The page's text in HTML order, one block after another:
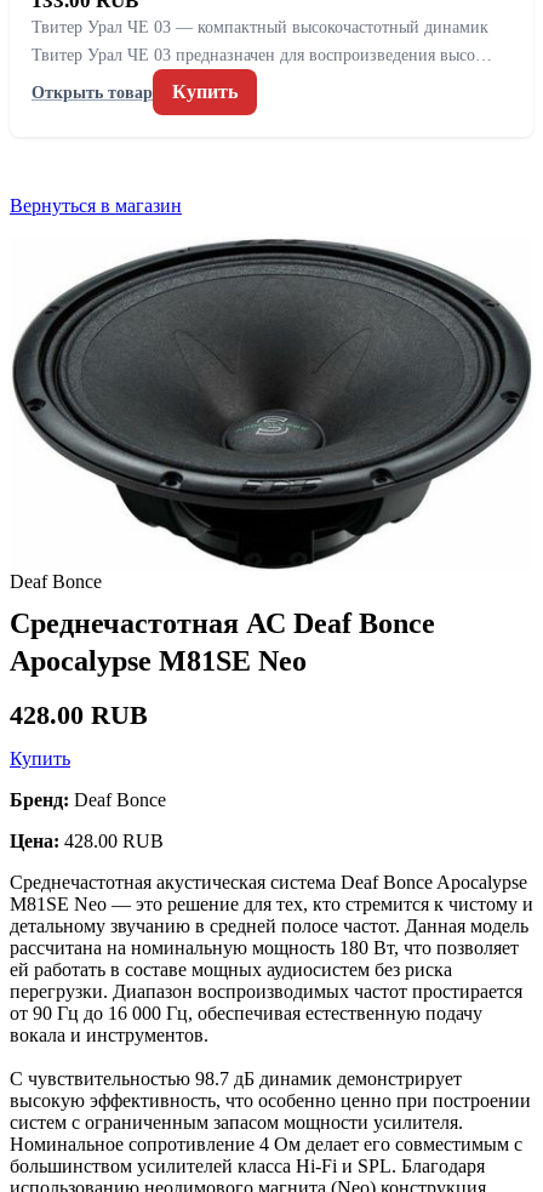
Твитер Урал ЧЕ 03 — компактный высокочастотный динамик
Твитер Урал ЧЕ 03 предназначен для воспроизведения высо…
Открыть товар
Купить
Вернуться в магазин
Deaf Bonce
Среднечастотная АС Deaf Bonce
Apocalypse M81SE Neo
428.00 RUB
Купить
Бренд: Deaf Bonce
Цена: 428.00 RUB
Среднечастотная акустическая система Deaf Bonce Apocalypse
M81SE Neo — это решение для тех, кто стремится к чистому и
детальному звучанию в средней полосе частот. Данная модель
рассчитана на номинальную мощность 180 Вт, что позволяет
ей работать в составе мощных аудиосистем без риска
перегрузки. Диапазон воспроизводимых частот простирается
от 90 Гц до 16 000 Гц, обеспечивая естественную подачу
вокала и инструментов.
С чувствительностью 98.7 дБ динамик демонстрирует
высокую эффективность, что особенно ценно при построении
систем с ограниченным запасом мощности усилителя.
Номинальное сопротивление 4 Ом делает его совместимым с
большинством усилителей класса Hi-Fi и SPL. Благодаря
использованию неодимового магнита (Neo) конструкция